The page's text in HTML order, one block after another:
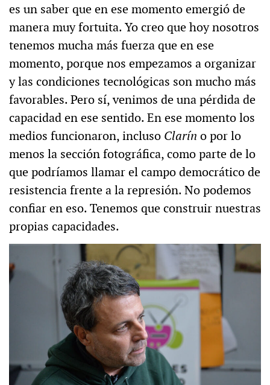
es un saber que en ese momento emergió de
manera muy fortuita. Yo creo que hoy nosotros
tenemos mucha más fuerza que en ese
momento, porque nos empezamos a organizar
y las condiciones tecnológicas son mucho más
favorables. Pero sí, venimos de una pérdida de
capacidad en ese sentido. En ese momento los
medios funcionaron, incluso Clarín o por lo
menos la sección fotográfica, como parte de lo
que podríamos llamar el campo democrático de
resistencia frente a la represión. No podemos
confiar en eso. Tenemos que construir nuestras
propias capacidades.